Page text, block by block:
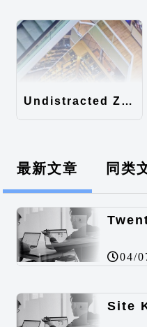
Undistracted Zen主题汉化包
最新文章 同类
04/